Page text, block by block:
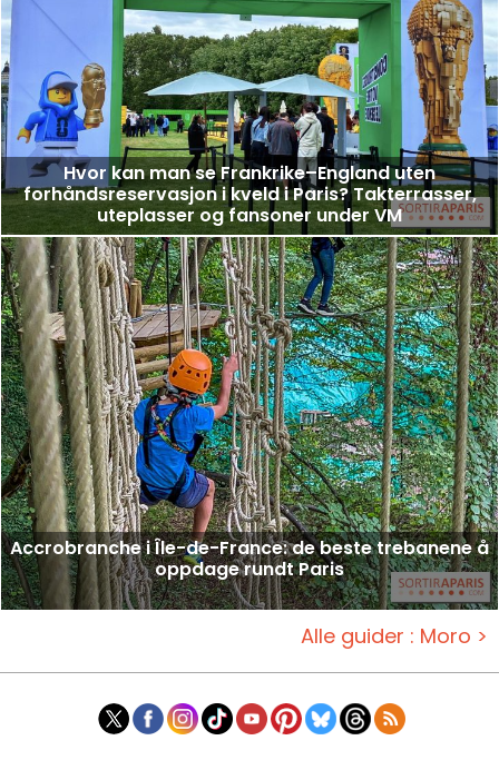
Hvor kan man se Frankrike–England uten
forhåndsreservasjon i kveld i Paris? Takterrasser,
uteplasser og fansoner under VM
Accrobranche i Île-de-France: de beste trebanene å
oppdage rundt Paris
Alle guider : Moro >